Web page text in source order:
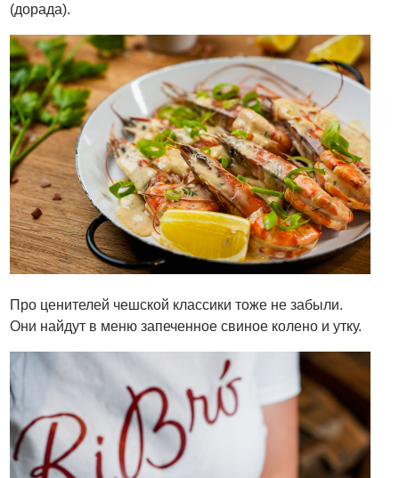
(дорада).
Про ценителей чешской классики тоже не забыли.
Они найдут в меню запеченное свиное колено и утку.